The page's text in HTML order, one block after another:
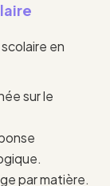
en
sur le
par matière.